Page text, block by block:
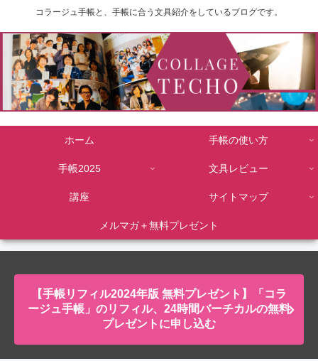
コラージュ手帳と、手帳に合う文具紹介をしているブログです。
ホーム 手帳の使い方
手帳2025 文具レビュー
講座 サイトマップ
メルマガ＋無料プレゼント
【手帳リフィル2024年版 無料プレゼント】「コラ
ージュ手帳」のリフィル、24時間バーチカルの無料
プレゼントに申し込む